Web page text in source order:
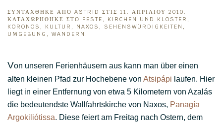
ΣΥΝΤΆΧΘΗΚΕ ΑΠΌ ASTRID ΣΤΙΣ 11. ΑΠΡΙΛΊΟΥ 2010 .
ΚΑΤΑΧΩΡΉΘΗΚΕ ΣΤΟ FESTE , KIRCHEN UND KLÖSTER ,
KORONOS , KULTUR , NAXOS , SEHENSWÜRDIGKEITEN ,
UMGEBUNG , WANDERN .
Von unseren Ferienhäusern aus kann man über einen
alten kleinen Pfad zur Hochebene von Atsipápi laufen. Hier
liegt in einer Entfernung von etwa 5 Kilometern von Azalás
die bedeutendste Wallfahrtskirche von Naxos, Panagía
Argokiliótissa. Diese feiert am Freitag nach Ostern, dem